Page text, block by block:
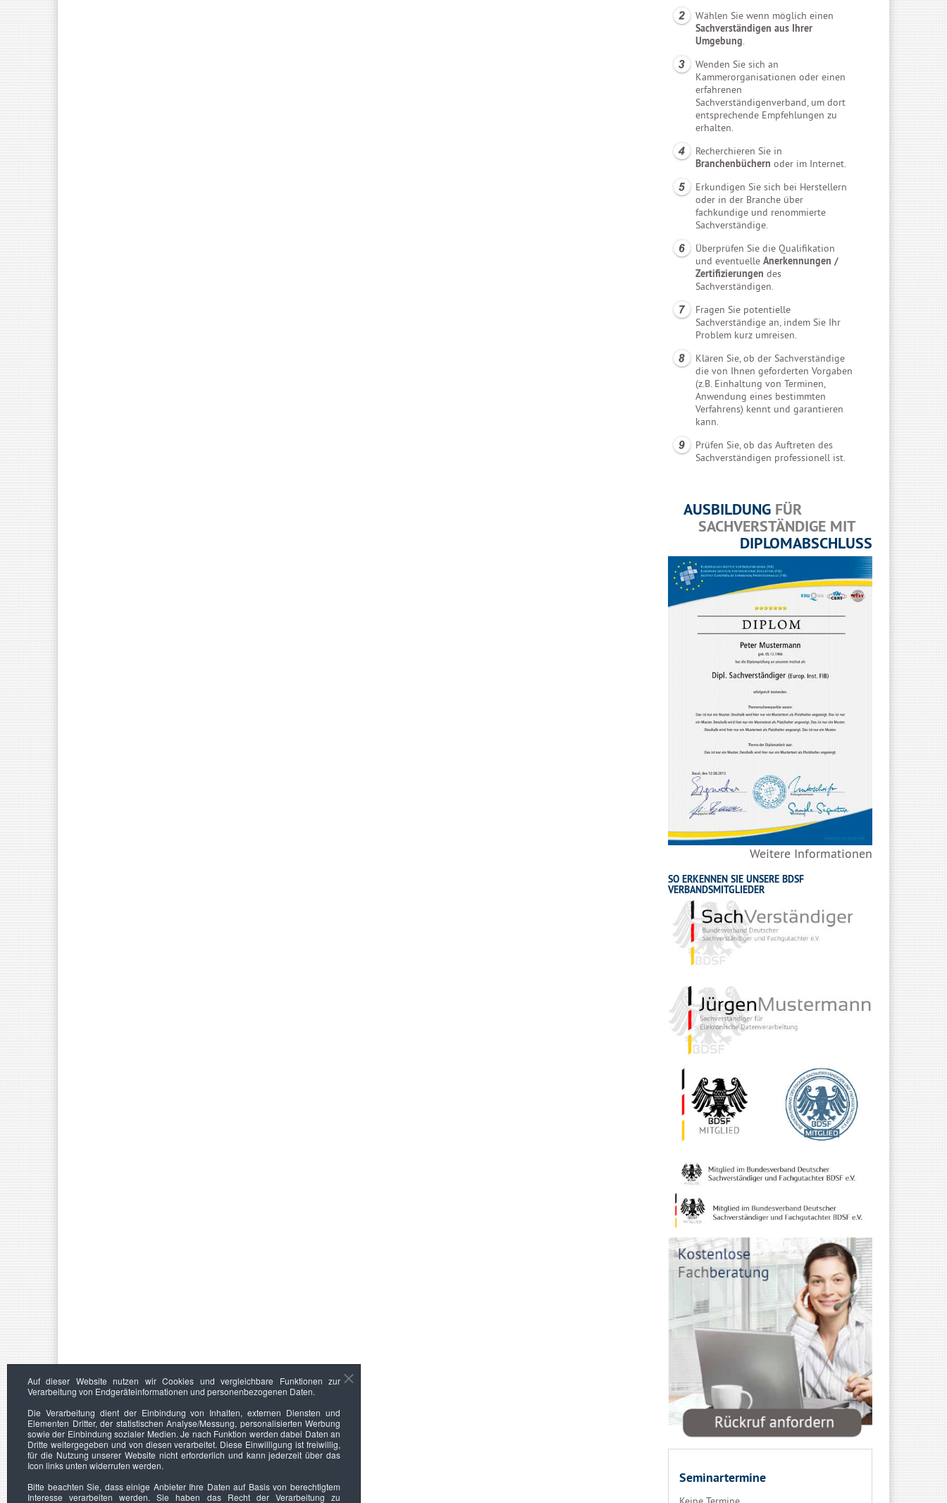
Wählen Sie wenn möglich einen
Sachverständigen aus Ihrer
Umgebung.
Wenden Sie sich an
Kammerorganisationen oder einen
erfahrenen
Sachverständigenverband, um dort
entsprechende Empfehlungen zu
erhalten.
Recherchieren Sie in
Branchenbüchern oder im Internet.
Erkundigen Sie sich bei Herstellern
oder in der Branche über
fachkundige und renommierte
Sachverständige.
Überprüfen Sie die Qualifikation
und eventuelle Anerkennungen /
Zertifizierungen des
Sachverständigen.
Fragen Sie potentielle
Sachverständige an, indem Sie Ihr
Problem kurz umreisen.
Klären Sie, ob der Sachverständige
die von Ihnen geforderten Vorgaben
(z.B. Einhaltung von Terminen,
Anwendung eines bestimmten
Verfahrens) kennt und garantieren
kann.
Prüfen Sie, ob das Auftreten des
Sachverständigen professionell ist.
AUSBILDUNG FÜR
SACHVERSTÄNDIGE MIT
DIPLOMABSCHLUSS
Weitere Informationen
SO ERKENNEN SIE UNSERE BDSF
VERBANDSMITGLIEDER
Seminartermine
Auf dieser Website nutzen wir Cookies und vergleichbare Funktionen zur
Verarbeitung von Endgeräteinformationen und personenbezogenen Daten.
Die Verarbeitung dient der Einbindung von Inhalten, externen Diensten und
Elementen Dritter, der statistischen Analyse/Messung, personalisierten Werbung
sowie der Einbindung sozialer Medien. Je nach Funktion werden dabei Daten an
Dritte weitergegeben und von diesen verarbeitet. Diese Einwilligung ist freiwillig,
für die Nutzung unserer Website nicht erforderlich und kann jederzeit über das
Icon links unten widerrufen werden.
Bitte beachten Sie, dass einige Anbieter Ihre Daten auf Basis von berechtigtem
Interesse verarbeiten werden. Sie haben das Recht der Verarbeitung zu